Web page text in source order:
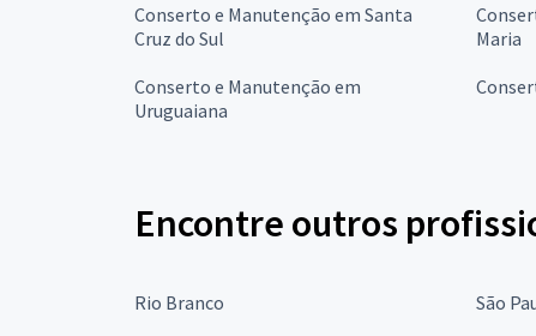
Conserto e Manutenção em Santa
Cruz do Sul
Maria
Conserto e Manutenção em
Uruguaiana
Encontre outros
Rio Branco São